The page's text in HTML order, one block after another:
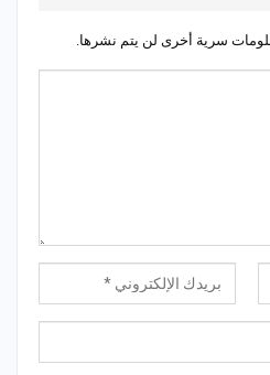
سرية أخرى لن يتم نشرها.